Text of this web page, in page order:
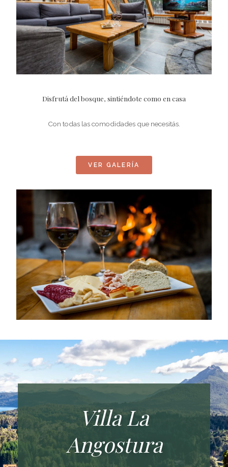
Disfrutá del bosque, sintiéndote como en casa
Con todas las comodidades que necesitás.
VER GALERÍA
Villa La
Angostura